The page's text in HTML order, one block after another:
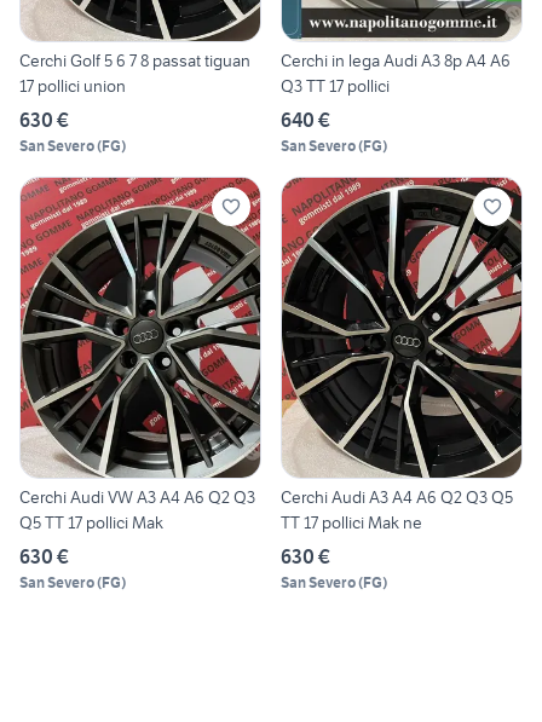
Cerchi Golf 5 6 7 8 passat tiguan
17 pollici union
630 €
San Severo(FG)
Cerchi in lega Audi A3 8p A4 A6
Q3 TT 17 pollici
640 €
San Severo(FG)
Cerchi Audi VW A3 A4 A6 Q2 Q3
Q5 TT 17 pollici Mak
630 €
San Severo(FG)
Cerchi Audi A3 A4 A6 Q2 Q3 Q5
TT 17 pollici Mak ne
630 €
San Severo(FG)